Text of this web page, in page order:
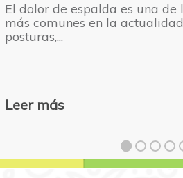
El dolor de espalda es una de
más comunes en la
posturas,...
Leer más